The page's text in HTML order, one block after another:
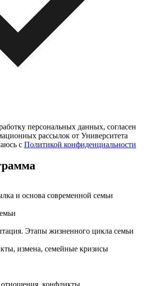
персональных данных, согласен
рассылок от Университета
c Политикой конфиденциальности
и основа современной семьи
Этапы жизненного цикла семьи
измена, семейные кризисы
отношения, конфликты